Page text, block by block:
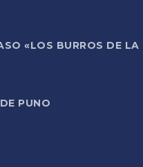
«LOS BURROS DE LA
PUNO